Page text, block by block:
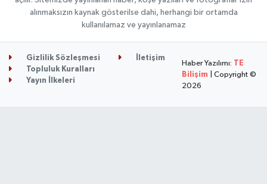
alınmaksızın kaynak gösterilse dahi, herhangi bir ortamda
kullanılamaz ve yayınlanamaz
Gizlilik Sözleşmesi
İletişim
Topluluk Kuralları
Yayın İlkeleri
Haber Yazılımı: TE
Bilişim | Copyright ©
2026